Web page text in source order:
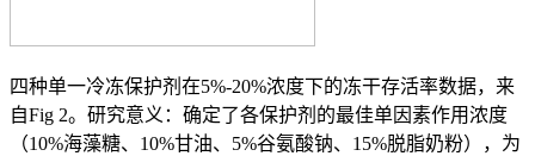
四种单一冷冻保护剂在5%-20%浓度下的冻干存活率数据，来
自Fig 2。研究意义：确定了各保护剂的最佳单因素作用浓度
（10%海藻糖、10%甘油、5%谷氨酸钠、15%脱脂奶粉），为